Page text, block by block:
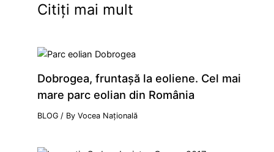
Citiți mai mult
Dobrogea, fruntaşă la eoliene. Cel mai
mare parc eolian din România
BLOG / ByVocea Națională